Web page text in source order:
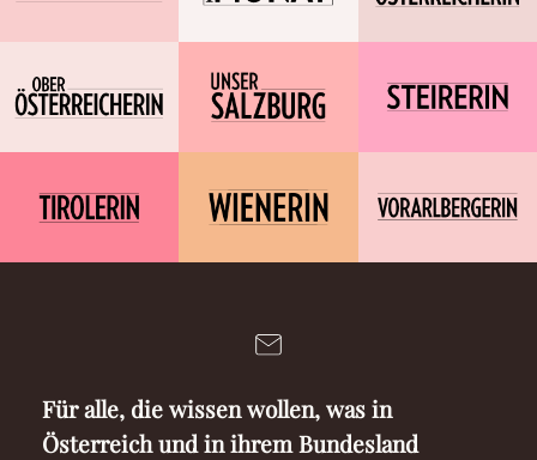
Für alle, die wissen wollen, was in
Österreich und in ihrem Bundesland